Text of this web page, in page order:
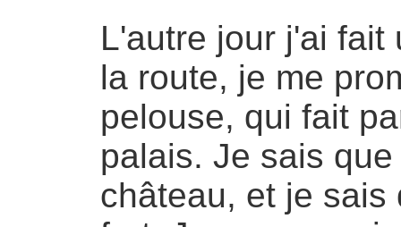
L'autre jour j'ai
la route, je me
pelouse, qui fait
palais. Je sais
château, et je sais